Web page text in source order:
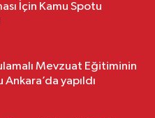
İçin Kamu Spotu
Mevzuat Eğitiminin
Ankara’da yapıldı